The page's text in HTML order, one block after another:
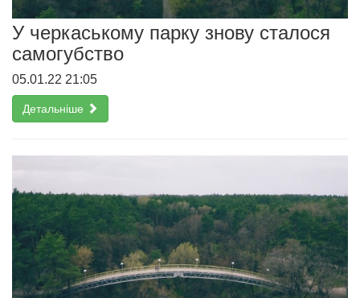
У черкаському парку знову сталося
самогубство
05.01.22 21:05
Детальніше